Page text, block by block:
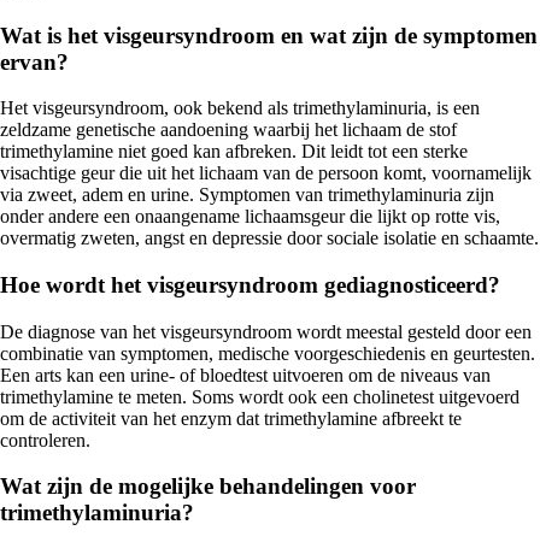
Wat is het visgeursyndroom en wat zijn de symptomen
ervan?
Het visgeursyndroom, ook bekend als trimethylaminuria, is een
zeldzame genetische aandoening waarbij het lichaam de stof
trimethylamine niet goed kan afbreken. Dit leidt tot een sterke
visachtige geur die uit het lichaam van de persoon komt, voornamelijk
via zweet, adem en urine. Symptomen van trimethylaminuria zijn
onder andere een onaangename lichaamsgeur die lijkt op rotte vis,
overmatig zweten, angst en depressie door sociale isolatie en schaamte.
Hoe wordt het visgeursyndroom gediagnosticeerd?
De diagnose van het visgeursyndroom wordt meestal gesteld door een
combinatie van symptomen, medische voorgeschiedenis en geurtesten.
Een arts kan een urine- of bloedtest uitvoeren om de niveaus van
trimethylamine te meten. Soms wordt ook een cholinetest uitgevoerd
om de activiteit van het enzym dat trimethylamine afbreekt te
controleren.
Wat zijn de mogelijke behandelingen voor
trimethylaminuria?